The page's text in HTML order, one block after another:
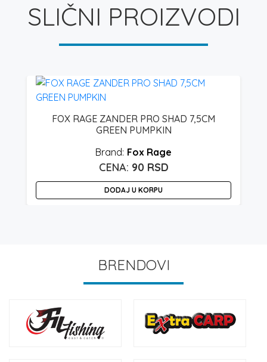
SLIČNI PROIZVODI
FOX RAGE ZANDER PRO SHAD 7,5CM
GREEN PUMPKIN
Fox Rage
90 RSD
DODAJ U KORPU
BRENDOVI